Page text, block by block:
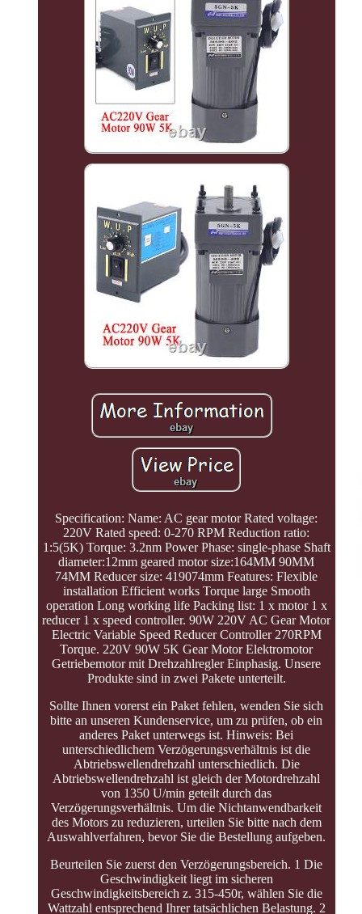
Specification: Name: AC gear motor Rated voltage:
220V Rated speed: 0-270 RPM Reduction ratio:
1:5(5K) Torque: 3.2nm Power Phase: single-phase Shaft
diameter:12mm geared motor size:164MM 90MM
74MM Reducer size: 419074mm Features: Flexible
installation Efficient works Torque large Smooth
operation Long working life Packing list: 1 x motor 1 x
reducer 1 x speed controller. 90W 220V AC Gear Motor
Electric Variable Speed Reducer Controller 270RPM
Torque. 220V 90W 5K Gear Motor Elektromotor
Getriebemotor mit Drehzahlregler Einphasig. Unsere
Produkte sind in zwei Pakete unterteilt.
Sollte Ihnen vorerst ein Paket fehlen, wenden Sie sich
bitte an unseren Kundenservice, um zu prüfen, ob ein
anderes Paket unterwegs ist. Hinweis: Bei
unterschiedlichem Verzögerungsverhältnis ist die
Abtriebswellendrehzahl unterschiedlich. Die
Abtriebswellendrehzahl ist gleich der Motordrehzahl
von 1350 U/min geteilt durch das
Verzögerungsverhältnis. Um die Nichtanwendbarkeit
des Motors zu reduzieren, urteilen Sie bitte nach dem
Auswahlverfahren, bevor Sie die Bestellung aufgeben.
Beurteilen Sie zuerst den Verzögerungsbereich. 1 Die
Geschwindigkeit liegt im sicheren
Geschwindigkeitsbereich z. 315-450r, wählen Sie die
Wattzahl entsprechend Ihrer tatsächlichen Belastung. 2